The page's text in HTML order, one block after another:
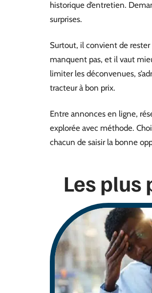
historique d’entretien.
surprises.
Surtout, il convient de
manquent pas, et il vaut
limiter les déconvenues,
tracteur à bon prix.
Entre annonces en ligne,
explorée avec méthode.
chacun de saisir la bonne
Les plus